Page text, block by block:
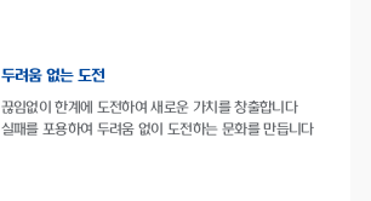
두려움 없는 도전
끊임없이 한계에 도전하여 새로운 가치를 창출합니다
실패를 포용하여 두려움 없이 도전하는 문화를 만듭니다